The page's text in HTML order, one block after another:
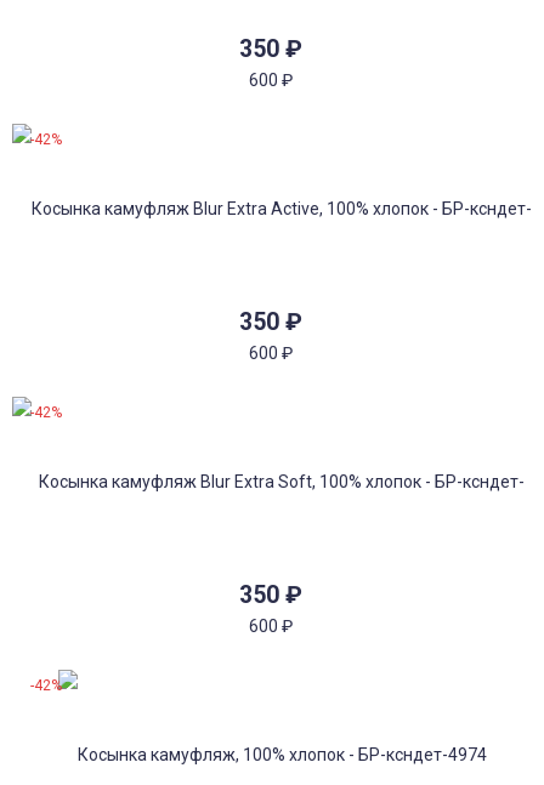
350 ₽
600 ₽
350 ₽
600 ₽
-42%
350 ₽
600 ₽
-42%
-42%